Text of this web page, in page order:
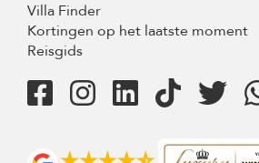
Villa Finder
Kortingen op het laatste moment
Reisgids